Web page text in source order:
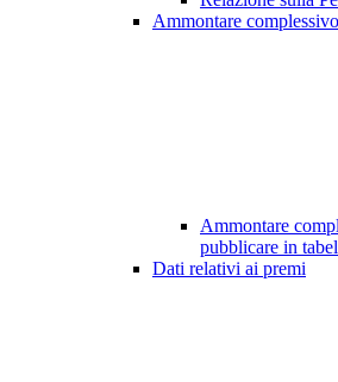
Ammontare
Ammontare
pubblicare in
Dati relativi ai premi